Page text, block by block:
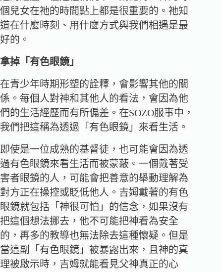
個兒女在祂的時間點上都是很重要的。祂知
道在什麼時刻、用什麼方式與我們相遇是最
好的。
拿掉「有色眼鏡」
在青少年時期形塑的詮釋，會影響其他的關
係。每個人對神和其他人的看法，會因為他
們的生活經歷而有所偏差。在SOZO服事中，
我們把這稱為透過「有色眼鏡」來看生活。
即使是一位成熟的基督徒，也可能會因為透
過有色眼鏡來看生活而被蒙蔽。一個戴著受
害者眼鏡的人，可能會把善意的舉動理解為
對方正在操控或貶低他人。吉姆戴著的有色
眼鏡就包括「神很可怕」的信念，如果沒有
把這個想法挪去，他不可能把神看為安全
的，再多的教導也無法除去這種懷疑。但是
當這副「有色眼鏡」被暴露出來，且神的真
理被啟示時，吉姆就能看見父神真正的心